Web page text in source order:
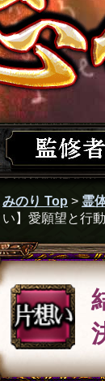
みのり Top > 霊
い】愛願望と行動